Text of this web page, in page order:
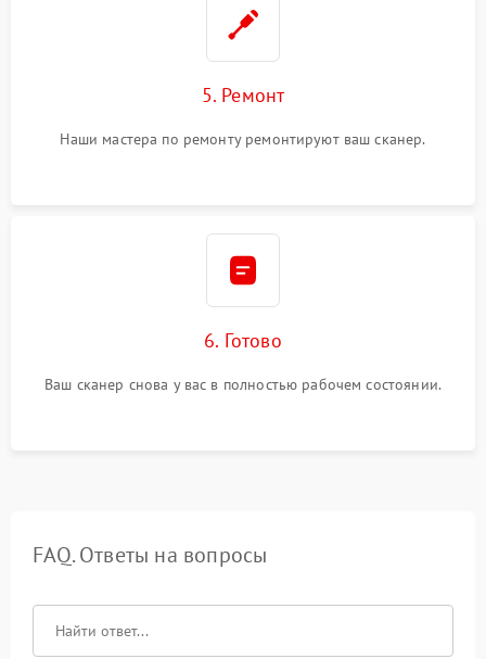
5. Ремонт
Наши мастера по ремонту ремонтируют ваш сканер.
6. Готово
Ваш сканер снова у вас в полностью рабочем состоянии.
FAQ. Ответы на вопросы